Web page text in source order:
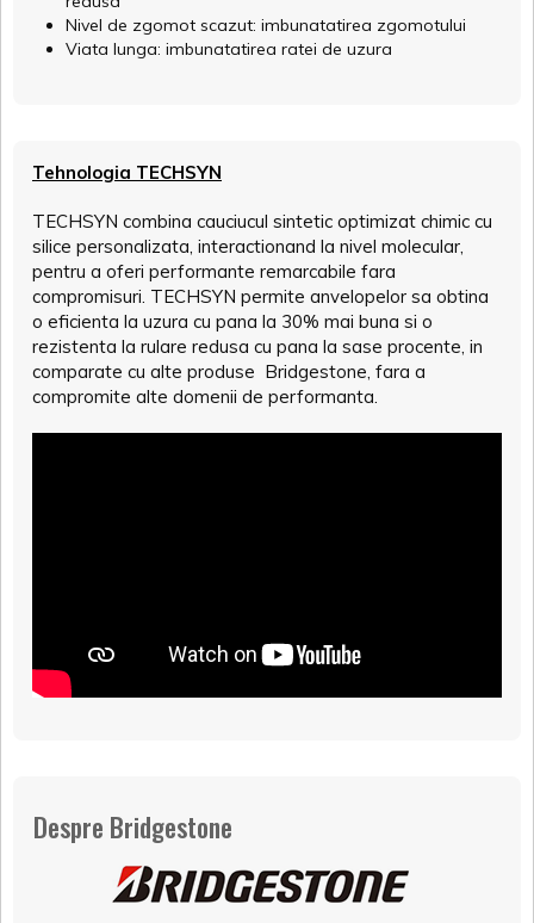
Nivel de zgomot scazut: imbunatatirea zgomotului
Viata lunga: imbunatatirea ratei de uzura
Tehnologia TECHSYN
TECHSYN combina cauciucul sintetic optimizat chimic cu
silice personalizata, interactionand la nivel molecular,
pentru a oferi performante remarcabile fara
compromisuri. TECHSYN permite anvelopelor sa obtina
o eficienta la uzura cu pana la 30% mai buna si o
rezistenta la rulare redusa cu pana la sase procente, in
comparate cu alte produse Bridgestone, fara a
compromite alte domenii de performanta.
Despre Bridgestone